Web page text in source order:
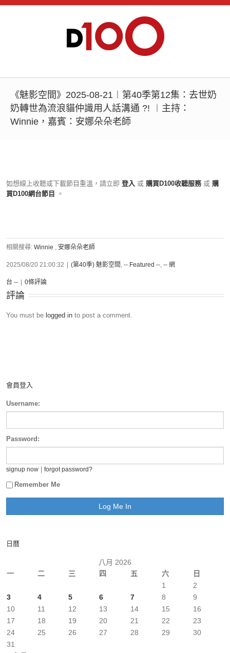
《魅影空間》2025-08-21︱第40季第12集：去世奶
奶轉世為流浪貓仲識用人話溝通 ?! ︱主持：
Winnie，嘉賓：安娜朵朵老師
如想線上收聽或下載節目重溫，請立即 登入 或 購買D100收聽服務 或 購
買D100網台節目
。
相關搜尋: Winnie , 安娜朵朵老師
2025/08/20 21:00:32 (第40季) 魅影空間 , -- Featured --, -- 網
台 -- 0條評論
評論
You must be logged in to post a comment.
會員登入
Username:
Password:
signup now forgot password?
Remember Me
日曆
八月 2026
一
二 三 四 五 六 日
1
2
3
4 5 6 7 8
9
10
11 12 13 14 15
16
17
18 19 20 21 22
23
24
25 26 27 28 29
30
31